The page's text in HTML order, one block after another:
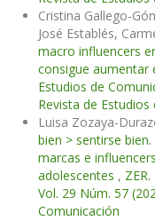
Cristina Gallego-
José Establés,
macro influencers
consigue aumentar
Estudios de
Revista de
Luisa Zozaya-
bien > sentirse
marcas e
adolescentes ,
Vol. 29 Núm. 57
Comunicación